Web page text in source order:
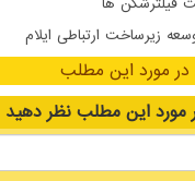
زیرساخت ارتباطی ایلام
در مورد این مطلب
مورد این مطلب نظر دهید